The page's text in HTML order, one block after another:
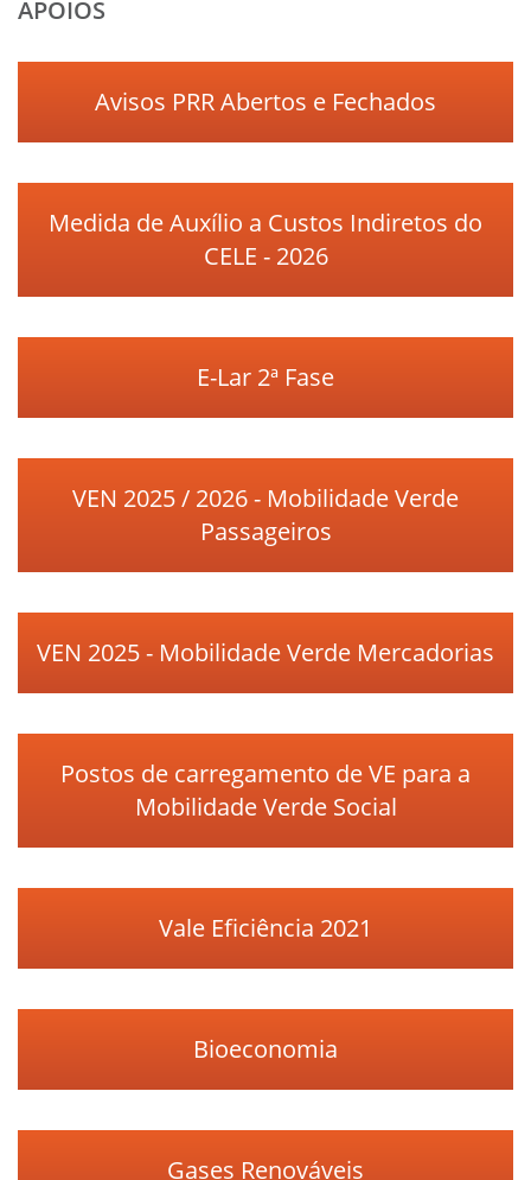
APOIOS
Avisos PRR Abertos e Fechados
Medida de Auxílio a Custos Indiretos do
CELE - 2026
E-Lar 2ª Fase
VEN 2025 / 2026 - Mobilidade Verde
Passageiros
VEN 2025 - Mobilidade Verde Mercadorias
Postos de carregamento de VE para a
Mobilidade Verde Social
Vale Eficiência 2021
Bioeconomia
Gases Renováveis